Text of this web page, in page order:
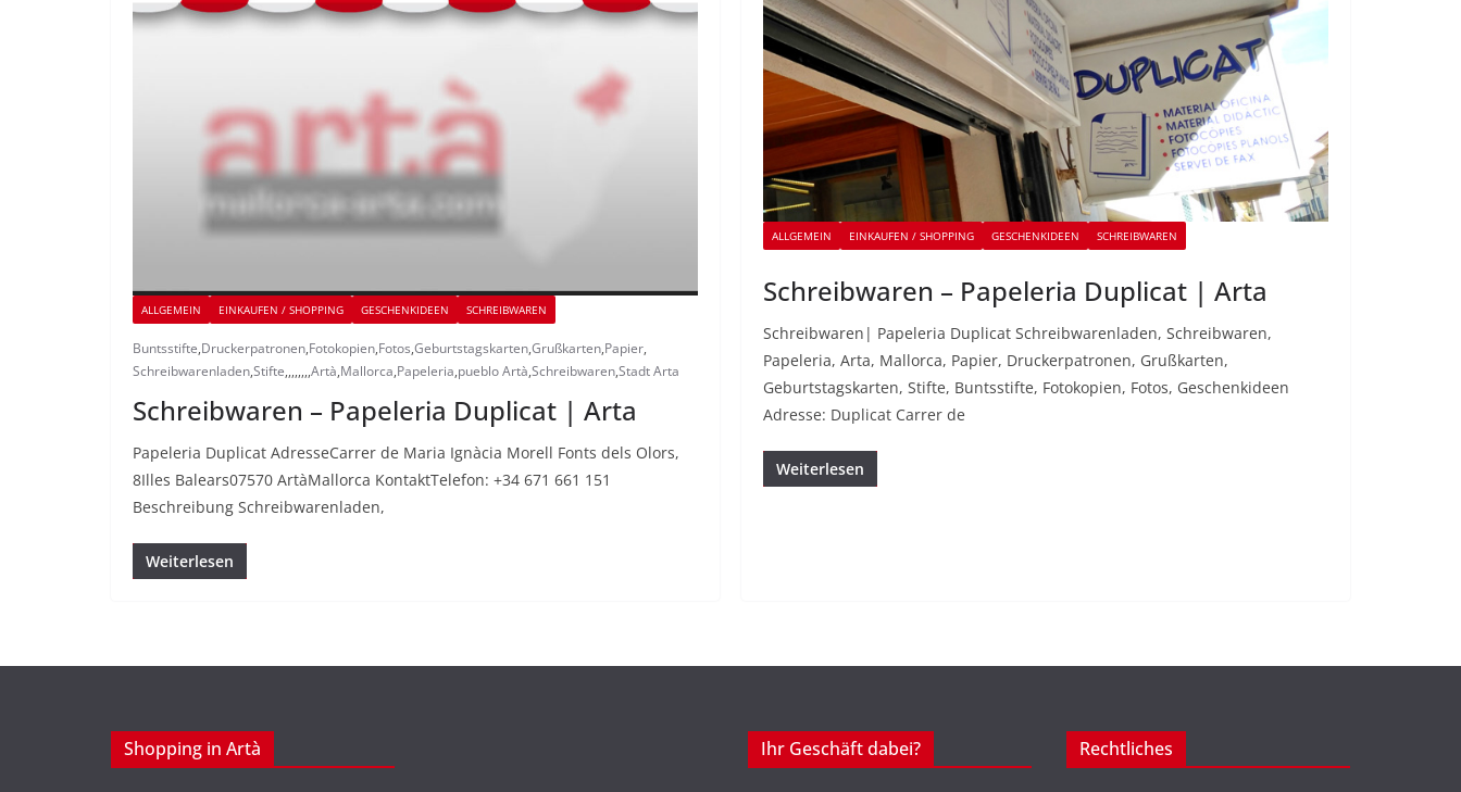
ALLGEMEIN EINKAUFEN / SHOPPING GESCHENKIDEEN SCHREIBWAREN
Buntsstifte,Druckerpatronen,Fotokopien,Fotos,Geburtstagskarten,Grußkarten,Papier,
Schreibwarenladen,Stifte,,,,,,,,Artà,Mallorca,Papeleria,pueblo Artà,Schreibwaren,Stadt Arta
Schreibwaren – Papeleria Duplicat | Arta
Papeleria Duplicat AdresseCarrer de Maria Ignàcia Morell Fonts dels Olors,
8Illes Balears07570 ArtàMallorca KontaktTelefon: +34 671 661 151
Beschreibung Schreibwarenladen,
Weiterlesen
ALLGEMEIN EINKAUFEN / SHOPPING GESCHENKIDEEN SCHREIBWAREN
Schreibwaren – Papeleria Duplicat | Arta
Schreibwaren| Papeleria Duplicat Schreibwarenladen, Schreibwaren,
Papeleria, Arta, Mallorca, Papier, Druckerpatronen, Grußkarten,
Geburtstagskarten, Stifte, Buntsstifte, Fotokopien, Fotos, Geschenkideen
Adresse: Duplicat Carrer de
Weiterlesen
Shopping in Artà Ihr Geschäft dabei? Rechtliches